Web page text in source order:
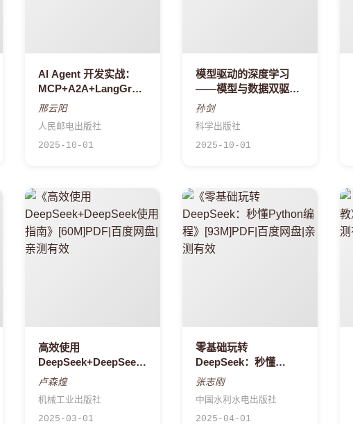
AI Agent 开发实战：
MCP+A2A+LangGraph
驱动的智能体全流程开
邢云阳
人民邮电出版社
2025-10-01
模型驱动的深度学习
——模型与数据双驱动
的人工智能建模方法
孙剑
科学出版社
2025-10-01
高效使用
DeepSeek+DeepSeek
使用指南
卢森煌
机械工业出版社
2025-03-01
零基础玩转
DeepSeek：秒懂
Python编程
张志刚
中国水利水电出版社
2025-04-01